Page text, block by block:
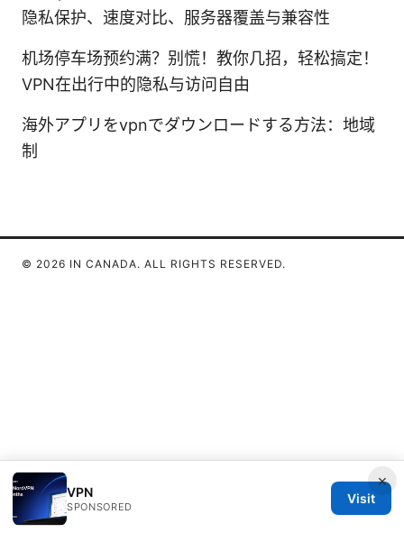
隐私保护、速度对比、服务器覆盖与兼容性
机场停车场预约满？别慌！教你几招，轻松搞定！
VPN在出行中的隐私与访问自由
海外アプリをvpnでダウンロードする方法：地域
制
×
VPN
SPONSORED
Visit
© 2026 IN CANADA. ALL RIGHTS RESERVED.